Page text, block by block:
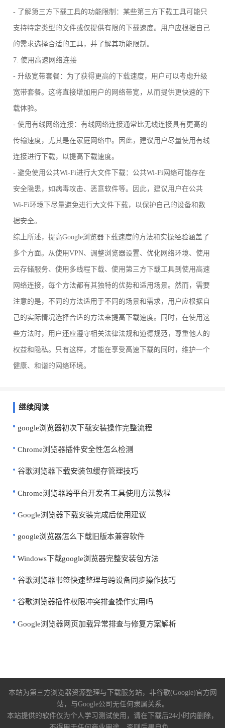
- 了解第三方下载工具的功能限制：某些第三方下载工具可能只
支持特定类型的文件或仅提供有限的下载速度。用户应根据自己
的需求选择合适的工具，并了解其功能限制。
7. 使用高速网络连接
- 升级宽带套餐：为了获得更高的下载速度，用户可以考虑升级
宽带套餐。这将直接增加用户的网络带宽，从而提供更快速的下
载体验。
- 使用有线网络连接：有线网络连接通常比无线连接具有更高的
传输速度，尤其是在家庭网络中。因此，建议用户尽量使用有线
连接进行下载，以提高下载速度。
- 避免使用公共Wi-Fi进行大文件下载：公共Wi-Fi网络可能存在
安全隐患，如病毒攻击、恶意软件等。因此，建议用户在公共
Wi-Fi环境下尽量避免进行大文件下载，以保护自己的设备和数
据安全。
综上所述，提高Google浏览器下载速度的方法和实操经验涵盖了
多个方面。从使用VPN、调整浏览器设置、优化网络环境、使用
云存储服务、使用多线程下载、使用第三方下载工具到使用高速
网络连接，每个方法都有其独特的优势和适用场景。然而，需要
注意的是，不同的方法适用于不同的场景和需求，用户应根据自
己的实际情况选择合适的方法来提高下载速度。同时，在使用这
些方法时，用户还应遵守相关法律法规和道德规范，尊重他人的
权益和隐私。只有这样，才能在享受高速下载的同时，维护一个
健康、和谐的网络环境。
继续阅读
google浏览器初次下载安装操作完整流程
Chrome浏览器插件安全性怎么检测
谷歌浏览器下载安装包缓存管理技巧
Chrome浏览器跨平台开发者工具使用方法教程
Google浏览器下载安装完成后使用建议
google浏览器怎么下载旧版本兼容软件
Windows下载google浏览器完整安装包方法
谷歌浏览器书签快速整理与跨设备同步操作技巧
谷歌浏览器插件权限冲突排查操作实用吗
Google浏览器网页加载异常排查与修复方案解析
本站为第三方浏览器资源整理与下载服务站，非谷歌(Google)官方网
站，与Google公司无任何隶属关系。
本站提供的软件仅为个人学习测试使用，请在下载后24小时内删除，